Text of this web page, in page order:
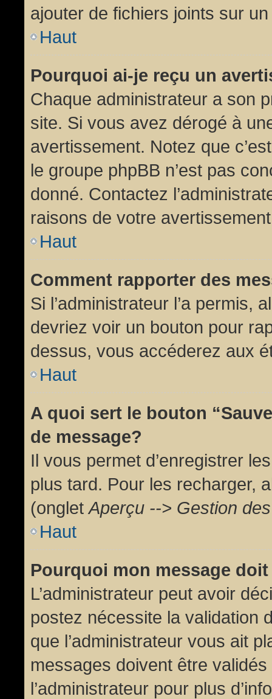
ajouter de fichiers joints sur
Haut
Pourquoi ai-je reçu un
Chaque administrateur a son
site. Si vous avez dérogé à
avertissement. Notez que
le groupe phpBB n’est pas
donné. Contactez
raisons de votre
Haut
Comment rapporter des
Si l’administrateur l’a permis,
devriez voir un bouton pour
dessus, vous accéderez aux
Haut
A quoi sert le bouton
de message?
Il vous permet d’enregistrer
plus tard. Pour les recharger,
(ongletAperçu --> Gestion
Haut
Pourquoi mon message
L’administrateur peut avoir
postez nécessite la validation
que l’administrateur vous ait
messages doivent être
l’administrateur pour plus